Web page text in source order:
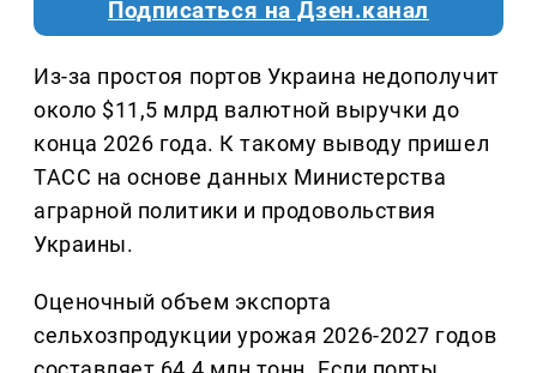
Подписаться на Дзен.канал
Из-за простоя портов Украина недополучит
около $11,5 млрд валютной выручки до
конца 2026 года. К такому выводу пришел
ТАСС на основе данных Министерства
аграрной политики и продовольствия
Украины.
Оценочный объем экспорта
сельхозпродукции урожая 2026-2027 годов